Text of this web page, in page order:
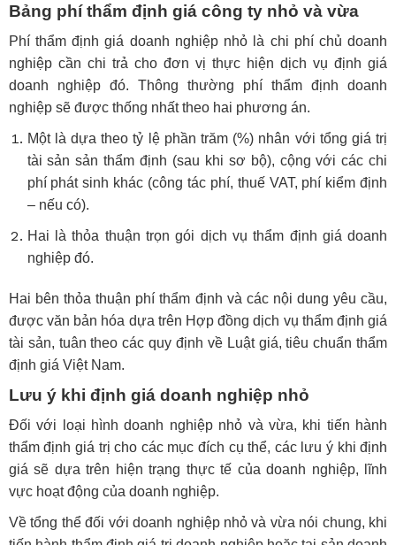
Bảng phí thẩm định giá công ty nhỏ và vừa
Phí thẩm định giá doanh nghiệp nhỏ là chi phí chủ doanh
nghiệp cần chi trả cho đơn vị thực hiện dịch vụ định giá
doanh nghiệp đó. Thông thường phí thẩm định doanh
nghiệp sẽ được thống nhất theo hai phương án.
Một là dựa theo tỷ lệ phần trăm (%) nhân với tổng giá trị
tài sản sản thẩm định (sau khi sơ bộ), cộng với các chi
phí phát sinh khác (công tác phí, thuế VAT, phí kiểm định
– nếu có).
Hai là thỏa thuận trọn gói dịch vụ thẩm định giá doanh
nghiệp đó.
Hai bên thỏa thuận phí thẩm định và các nội dung yêu cầu,
được văn bản hóa dựa trên Hợp đồng dịch vụ thẩm định giá
tài sản, tuân theo các quy định về Luật giá, tiêu chuẩn thẩm
định giá Việt Nam.
Lưu ý khi định giá doanh nghiệp nhỏ
Đối với loại hình doanh nghiệp nhỏ và vừa, khi tiến hành
thẩm định giá trị cho các mục đích cụ thể, các lưu ý khi định
giá sẽ dựa trên hiện trạng thực tế của doanh nghiệp, lĩnh
vực hoạt động của doanh nghiệp.
Về tổng thể đối với doanh nghiệp nhỏ và vừa nói chung, khi